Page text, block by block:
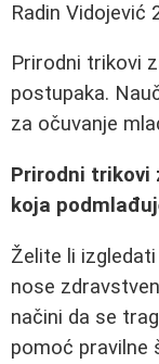
Radin Vidojević
Prirodni trikovi
postupaka.
za očuvanje
Prirodni trikovi
koja
Želite li
nose
načini da se
pomoć pravilne